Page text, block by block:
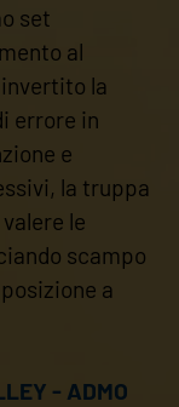
set
al
la
errore in
e
la truppa
le
scampo
a
- ADMO